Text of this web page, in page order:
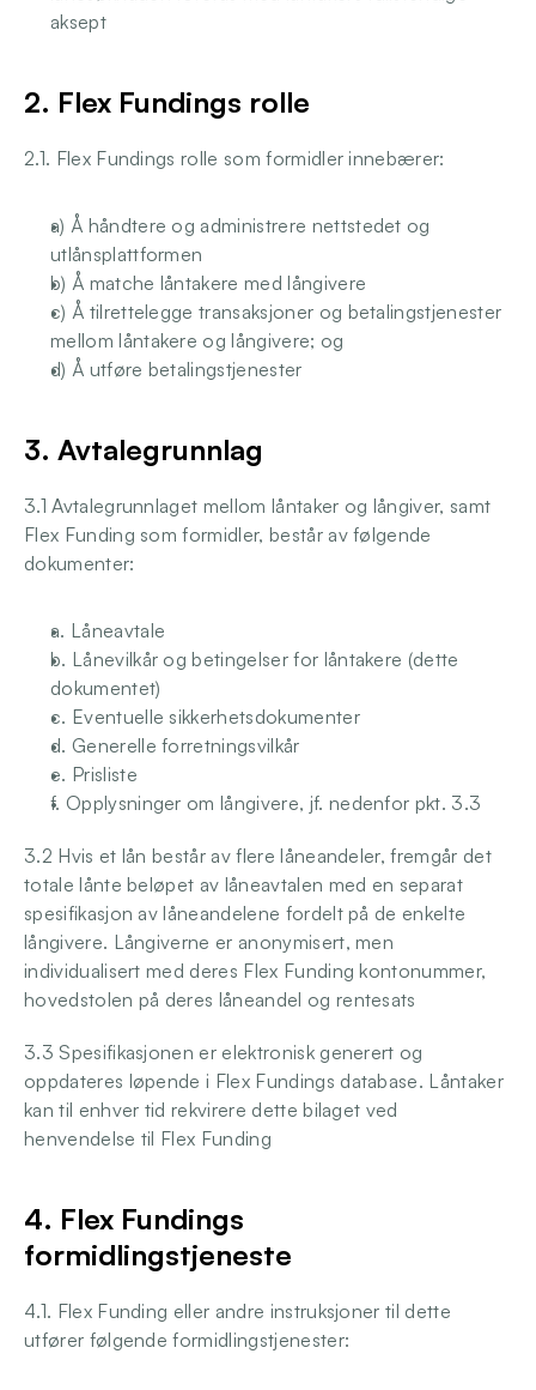
aksept
2. Flex Fundings rolle
2.1. Flex Fundings rolle som formidler innebærer:
a) Å håndtere og administrere nettstedet og
utlånsplattformen
b) Å matche låntakere med långivere
c) Å tilrettelegge transaksjoner og betalingstjenester
mellom låntakere og långivere; og
d) Å utføre betalingstjenester
3. Avtalegrunnlag
3.1 Avtalegrunnlaget mellom låntaker og långiver, samt
Flex Funding som formidler, består av følgende
dokumenter:
a. Låneavtale
b. Lånevilkår og betingelser for låntakere (dette
dokumentet)
c. Eventuelle sikkerhetsdokumenter
d. Generelle forretningsvilkår
e. Prisliste
f. Opplysninger om långivere, jf. nedenfor pkt. 3.3
3.2 Hvis et lån består av flere låneandeler, fremgår det
totale lånte beløpet av låneavtalen med en separat
spesifikasjon av låneandelene fordelt på de enkelte
långivere. Långiverne er anonymisert, men
individualisert med deres Flex Funding kontonummer,
hovedstolen på deres låneandel og rentesats
3.3 Spesifikasjonen er elektronisk generert og
oppdateres løpende i Flex Fundings database. Låntaker
kan til enhver tid rekvirere dette bilaget ved
henvendelse til Flex Funding
4. Flex Fundings
formidlingstjeneste
4.1. Flex Funding eller andre instruksjoner til dette
utfører følgende formidlingstjenester: